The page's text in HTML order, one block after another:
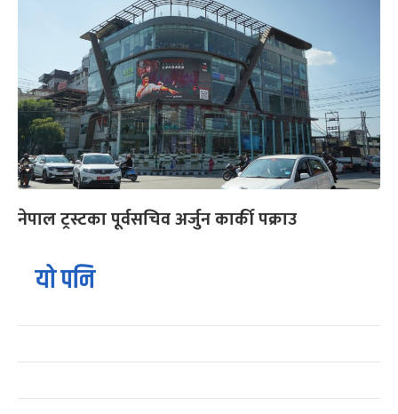
नेपाल ट्रस्टका पूर्वसचिव अर्जुन कार्की पक्राउ
यो पनि